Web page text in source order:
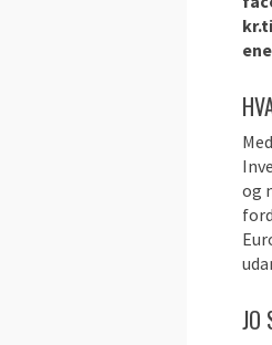
kr.
og
JO